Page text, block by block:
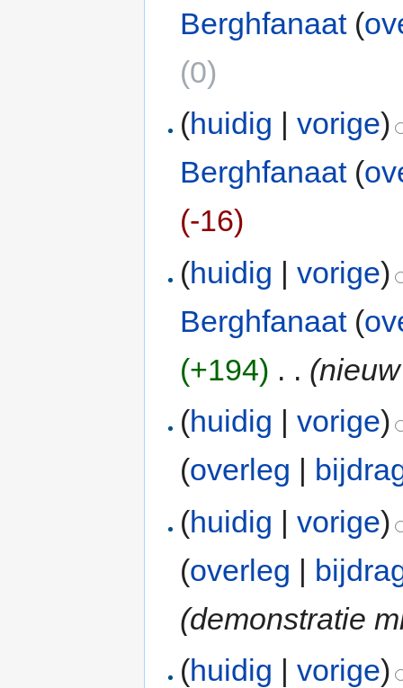
Berghfanaat (
(0)
(huidig |vorige)
Berghfanaat (
(-16)
(huidig |vorige)
Berghfanaat (
(+194) . .
(huidig |vorige)
(overleg |
(huidig |vorige)
(overleg |
(demonstratie
(huidig |vorige)